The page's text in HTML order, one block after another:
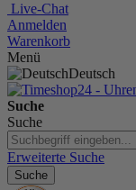
Live-Chat
Anmelden
Warenkorb
Menü
Deutsch
Suche
Suche
Erweiterte Suche
Suche